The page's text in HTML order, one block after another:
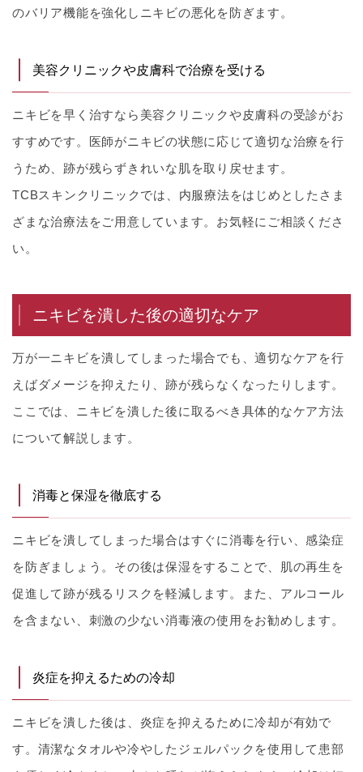
のバリア機能を強化しニキビの悪化を防ぎます。
美容クリニックや皮膚科で治療を受ける
ニキビを早く治すなら美容クリニックや皮膚科の受診がお
すすめです。医師がニキビの状態に応じて適切な治療を行
うため、跡が残らずきれいな肌を取り戻せます。
TCBスキンクリニックでは、内服療法をはじめとしたさま
ざまな治療法をご用意しています。お気軽にご相談くださ
い。
ニキビを潰した後の適切なケア
万が一ニキビを潰してしまった場合でも、適切なケアを行
えばダメージを抑えたり、跡が残らなくなったりします。
ここでは、ニキビを潰した後に取るべき具体的なケア方法
について解説します。
消毒と保湿を徹底する
ニキビを潰してしまった場合はすぐに消毒を行い、感染症
を防ぎましょう。その後は保湿をすることで、肌の再生を
促進して跡が残るリスクを軽減します。また、アルコール
を含まない、刺激の少ない消毒液の使用をお勧めします。
炎症を抑えるための冷却
ニキビを潰した後は、炎症を抑えるために冷却が有効で
す。清潔なタオルや冷やしたジェルパックを使用して患部